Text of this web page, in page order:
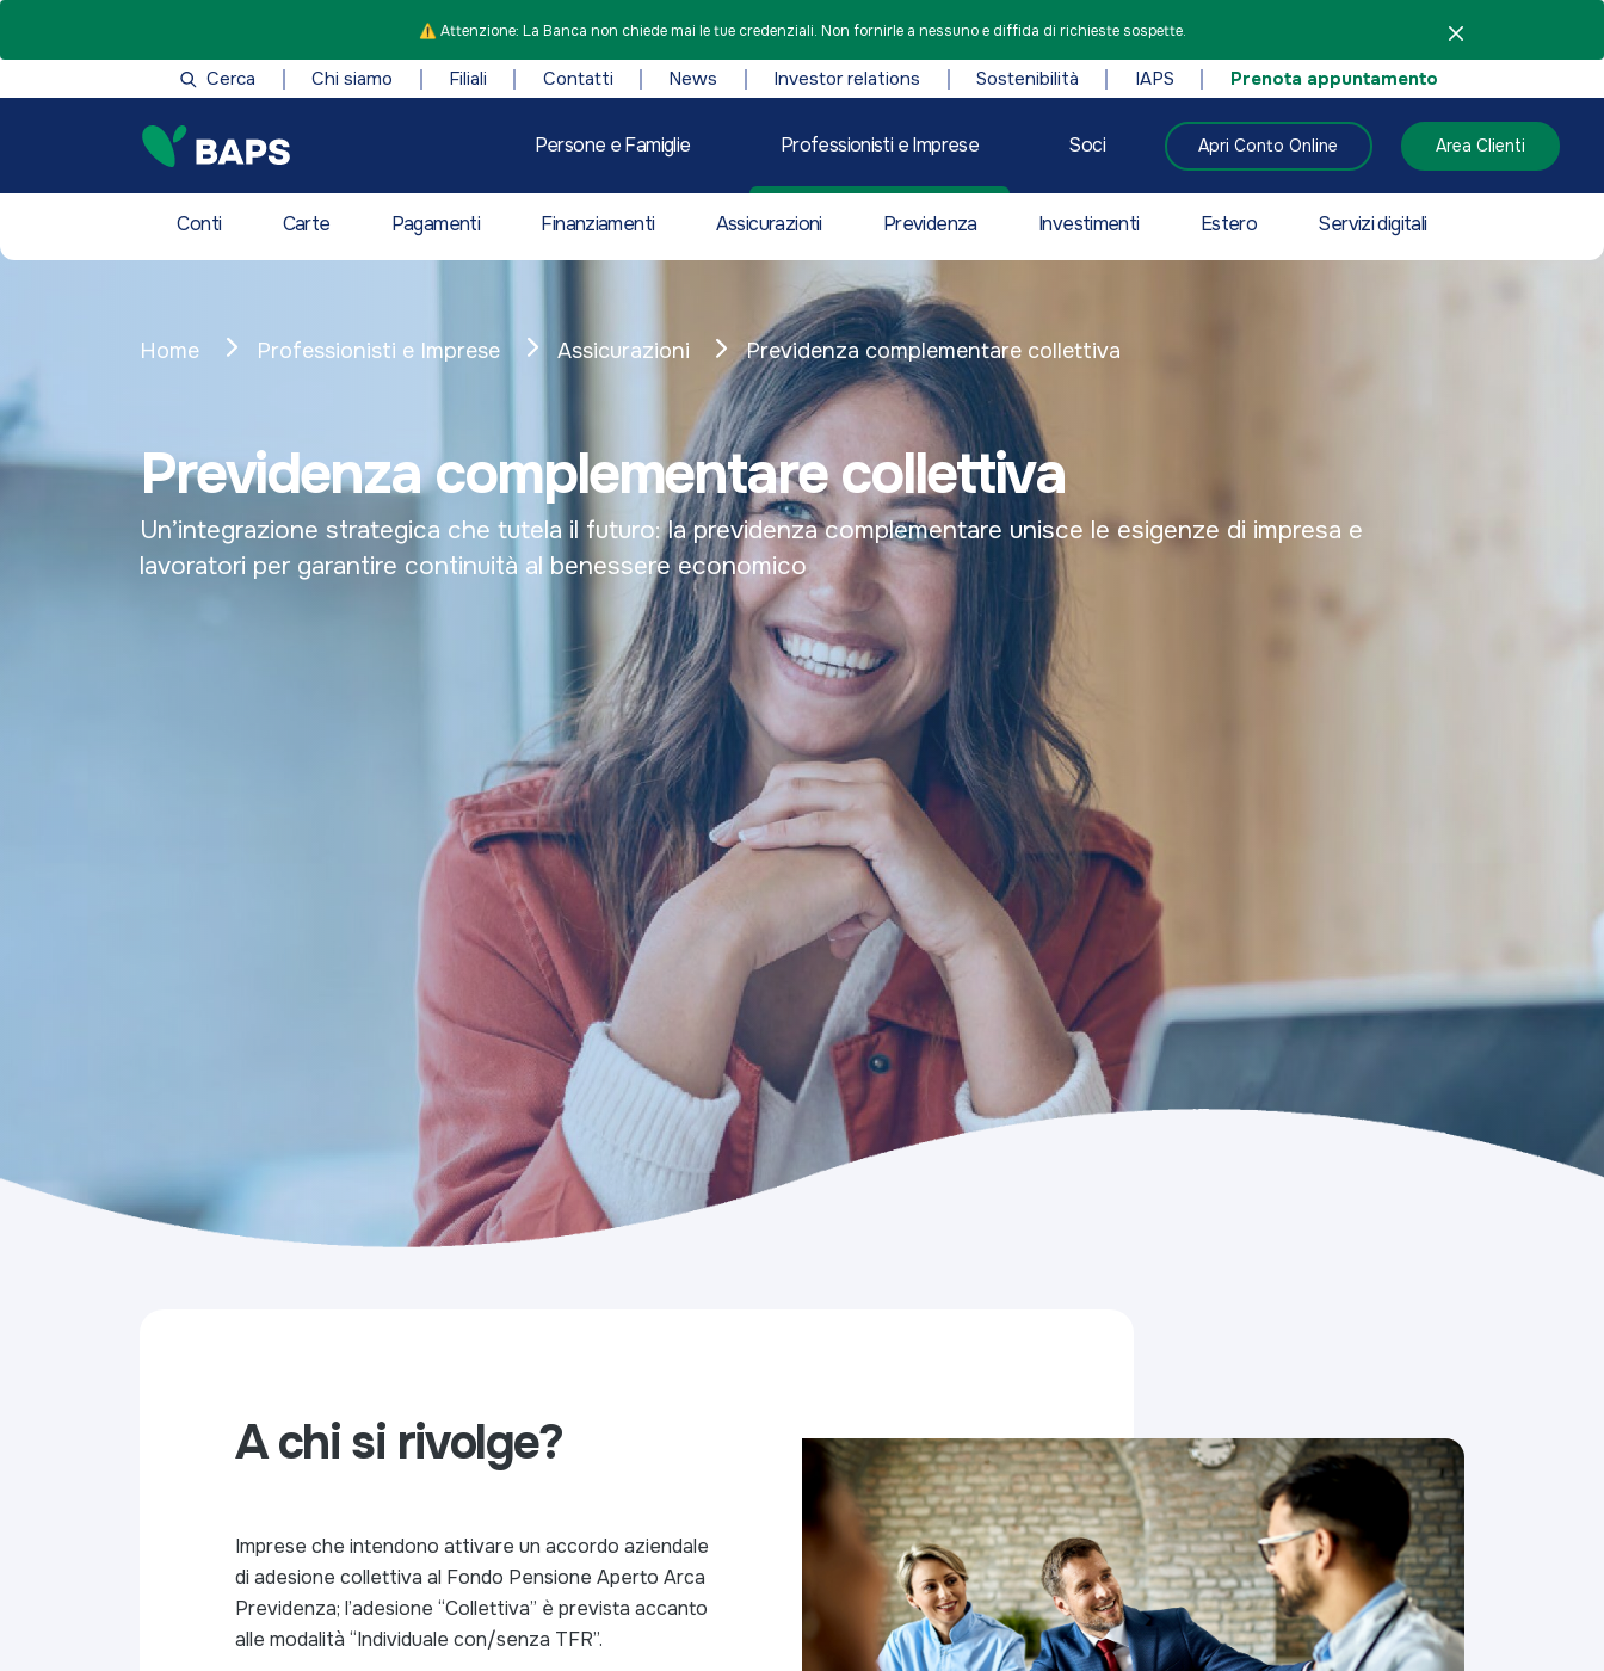
⚠️ Attenzione: La Banca non chiede mai le tue credenziali. Non fornirle a nessuno e diffida di richieste sospette.
Cerca Chi siamo Filiali Contatti News Investor relations Sostenibilità IAPS Prenota appuntamento
Persone e Famiglie Professionisti e Imprese Soci Apri Conto Online Area Clienti
Conti Carte Pagamenti Finanziamenti Assicurazioni Previdenza Investimenti Estero Servizi digitali
Home Professionisti e Imprese Assicurazioni Previdenza complementare collettiva
Previdenza complementare collettiva
Un’integrazione strategica che tutela il futuro: la previdenza complementare unisce le esigenze di impresa e
lavoratori per garantire continuità al benessere economico
A chi si rivolge?
Imprese che intendono attivare un accordo aziendale
di adesione collettiva al Fondo Pensione Aperto Arca
Previdenza; l’adesione “Collettiva” è prevista accanto
alle modalità “Individuale con/senza TFR”.